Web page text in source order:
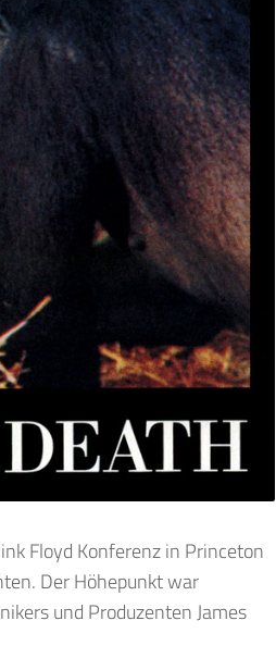
Floyd Konferenz in Princeton
Der Höhepunkt war
und Produzenten James